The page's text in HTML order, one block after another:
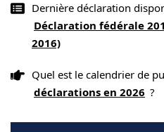
Dernière déclaration
Déclaration fédérale
2016)
Quel est le calendrier de
déclarations en 2026 ?